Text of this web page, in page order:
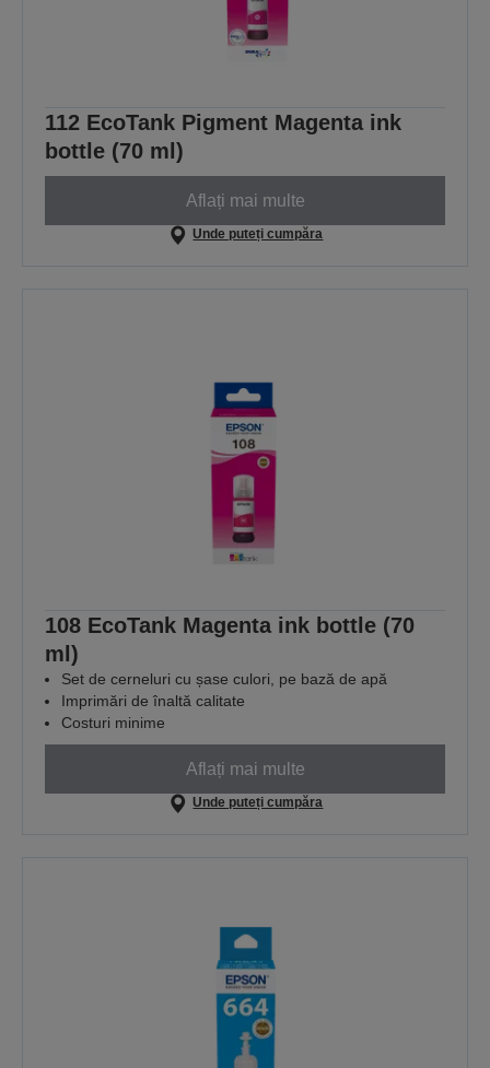
112 EcoTank Pigment Magenta ink
bottle (70 ml)
Aflați mai multe
Unde puteți cumpăra
108 EcoTank Magenta ink bottle (70
ml)
Set de cerneluri cu șase culori, pe bază de apă
Imprimări de înaltă calitate
Costuri minime
Aflați mai multe
Unde puteți cumpăra